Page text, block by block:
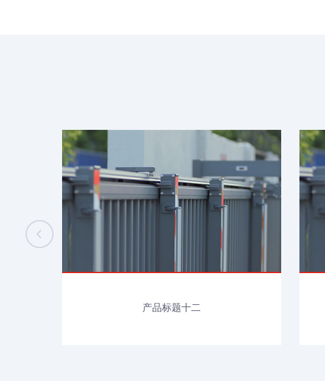
产品标题十二